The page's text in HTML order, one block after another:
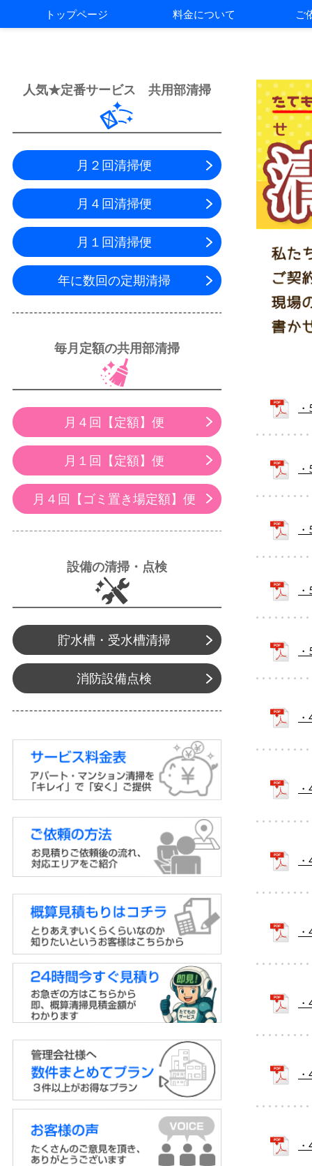
トップページ 料金について ご
人気★定番サービス 共用部清掃
月２回清掃便
月４回清掃便
月１回清掃便
年に数回の定期清掃
毎月定額の共用部清掃
月４回【定額】便
月１回【定額】便
月４回【ゴミ置き場定額】便
設備の清掃・点検
貯水槽・受水槽清掃
消防設備点検